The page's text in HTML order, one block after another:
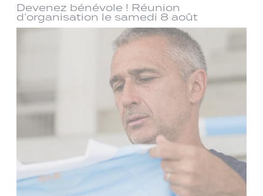
Devenez bénévole ! Réunion
d’organisation le samedi 8 août